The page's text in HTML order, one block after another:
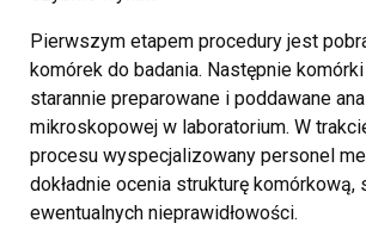
Pierwszym etapem procedury jest
komórek do badania. Następnie
starannie preparowane i poddawane
mikroskopowej w laboratorium. W
procesu wyspecjalizowany personel
dokładnie ocenia strukturę komórkową,
ewentualnych nieprawidłowości.